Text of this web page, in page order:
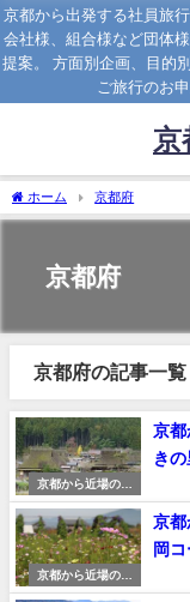
京都から出発する社員旅
会社様、組合様など団体
提案。 方面別企画、目的
ご旅行のお
京
ホーム 京都府
京都府
京都府の記事一覧
京都から近場の日
帰り社員旅行プラ
ン
京都
き
京都から近場の日
帰り社員旅行プラ
京都
岡コ